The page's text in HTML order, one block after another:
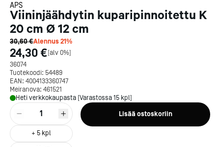
APS
Viininjäähdytin kuparipinnoitettu K
20 cm Ø 12 cm
30,60 €Alennus21%
24,30 €[alv 0%]
36074
Tuotekoodi: 54489
EAN: 4004133360747
Meiranova: 461521
Heti verkkokaupasta [Varastossa 15 kpl]
1
+ 5 kpl
Lisää ostoskoriin